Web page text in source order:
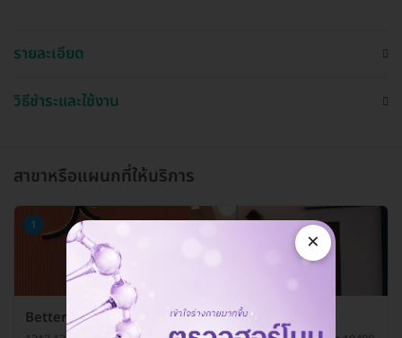
รายละเอียด
วิธีชำระและใช้งาน
สาขาหรือแผนกที่ให้บริการ
1
Better Me Clinic by Dr. Chanya สาขารัชดา
×